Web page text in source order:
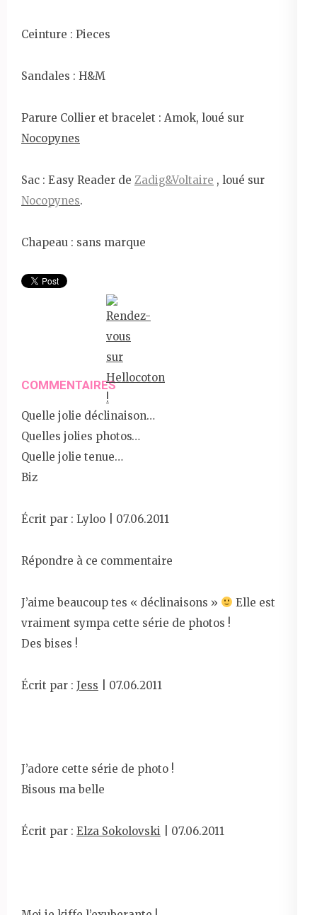
Ceinture : Pieces
Sandales : H&M
Parure Collier et bracelet : Amok, loué sur
Nocopynes
Sac : Easy Reader de Zadig&Voltaire , loué sur
Nocopynes.
Chapeau : sans marque
COMMENTAIRES
Quelle jolie déclinaison…
Quelles jolies photos…
Quelle jolie tenue…
Biz
Écrit par : Lyloo | 07.06.2011
Répondre à ce commentaire
J’aime beaucoup tes « déclinaisons »
Elle est
vraiment sympa cette série de photos !
Des bises !
Écrit par : Jess | 07.06.2011
J’adore cette série de photo !
Bisous ma belle
Écrit par : Elza Sokolovski | 07.06.2011